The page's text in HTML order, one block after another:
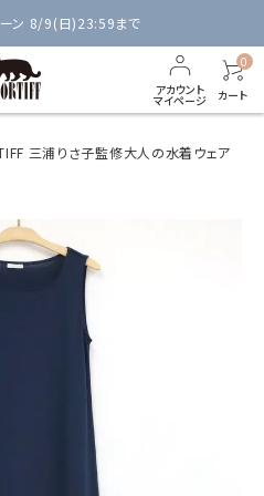
ン 8/9(日)23:59まで
アカウント
マイページ
0
カート
三浦りさ子監修大人の水着ウェア